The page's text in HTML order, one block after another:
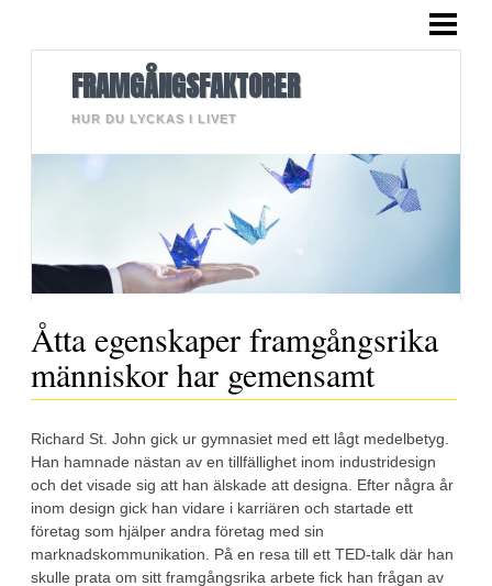
LÄNGRE TEXTER
FRAMGÅNGSFAKTORER
HUR DU LYCKAS I LIVET
Åtta egenskaper framgångsrika
människor har gemensamt
Richard St. John gick ur gymnasiet med ett lågt medelbetyg.
Han hamnade nästan av en tillfällighet inom industridesign
och det visade sig att han älskade att designa. Efter några år
inom design gick han vidare i karriären och startade ett
företag som hjälper andra företag med sin
marknadskommunikation. På en resa till ett TED-talk där han
skulle prata om sitt framgångsrika arbete fick han frågan av